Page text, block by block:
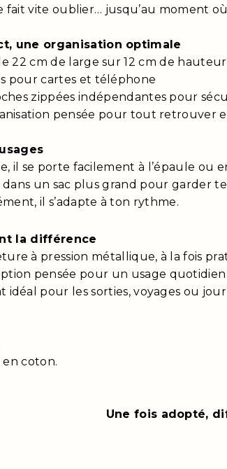
fait vite oublier… jusqu’au moment
une organisation optimale
22 cm de large sur 12 cm de
pour cartes et téléphone
indépendantes pour
pour tout retrouver en
il se porte facilement à l’épaule ou
dans un sac plus grand pour garder
il s’adapte à ton rythme.
la différence
métallique, à la fois
pour un usage quotidien
les sorties, voyages ou
coton.
Une fois adopté,